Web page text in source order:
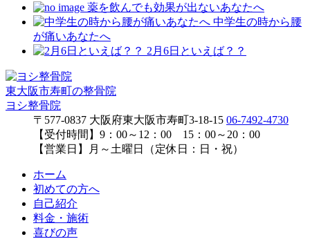
薬を飲んでも効果が出ないあなたへ
中学生の時から腰
が痛いあなたへ
2月6日といえば？？
東大阪市寿町の整骨院
ヨシ整骨院
〒577-0837 大阪府東大阪市寿町3-18-15 06-7492-4730
【受付時間】 9：00～12：00 15：00～20：00
【営業日】
月～土曜日（定休日：日・祝）
ホーム
初めての方へ
自己紹介
料金・施術
喜びの声